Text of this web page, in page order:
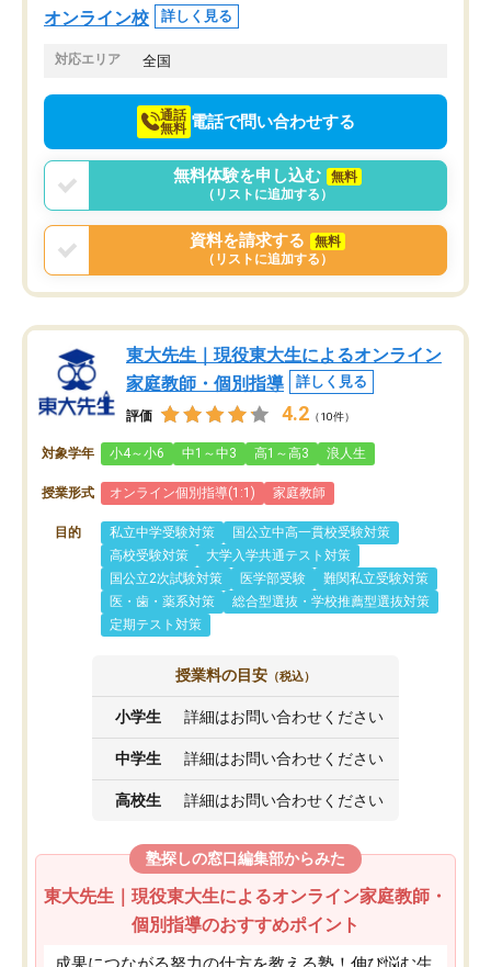
つ成績も上がり、苦手意識も無くなっ
てきたので、さらに苦手な数学も追加
でお願いしました。来年の高校受験に
オンライン校 詳しく見る
対応エリア 全国
通話
無料 電話で問い合わせする
無料体験を申し込む
無料
（リストに追加する）
資料を請求する
無料
（リストに追加する）
東大先生｜現役東大生によるオンライン
家庭教師・個別指導
詳しく見る
評価 4.2 （10件）
対象学年 小4～小6 中1～中3 高1～高3 浪人生
授業形式 オンライン個別指導(1:1) 家庭教師
目的 私立中学受験対策
国公立中高一貫校受験対策
高校受験対策
大学入学共通テスト対策
国公立2次試験対策
医学部受験
難関私立受験対策
医・歯・薬系対策
総合型選抜・学校推薦型選抜対策
定期テスト対策
授業料の目安 （税込）
小学生 詳細はお問い合わせください
中学生 詳細はお問い合わせください
高校生 詳細はお問い合わせください
塾探しの窓口編集部からみた
東大先生｜現役東大生によるオンライン家庭教師・
個別指導のおすすめポイント